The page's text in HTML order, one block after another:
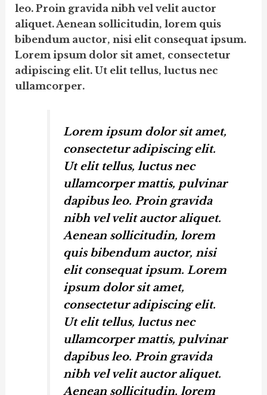
leo. Proin gravida nibh vel velit auctor
aliquet. Aenean sollicitudin, lorem quis
bibendum auctor, nisi elit consequat ipsum.
Lorem ipsum dolor sit amet, consectetur
adipiscing elit. Ut elit tellus, luctus nec
ullamcorper.
Lorem ipsum dolor sit amet,
consectetur adipiscing elit.
Ut elit tellus, luctus nec
ullamcorper mattis, pulvinar
dapibus leo. Proin gravida
nibh vel velit auctor aliquet.
Aenean sollicitudin, lorem
quis bibendum auctor, nisi
elit consequat ipsum. Lorem
ipsum dolor sit amet,
consectetur adipiscing elit.
Ut elit tellus, luctus nec
ullamcorper mattis, pulvinar
dapibus leo. Proin gravida
nibh vel velit auctor aliquet.
Aenean sollicitudin, lorem